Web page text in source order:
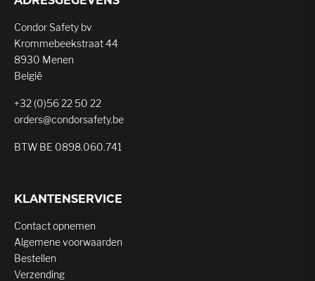
Condor Safety bv
Krommebeekstraat 44
8930 Menen
België
+32 (0)56 22 50 22
orders@condorsafety.be
BTW BE 0898.060.741
KLANTENSERVICE
Contact opnemen
Algemene voorwaarden
Bestellen
Verzending